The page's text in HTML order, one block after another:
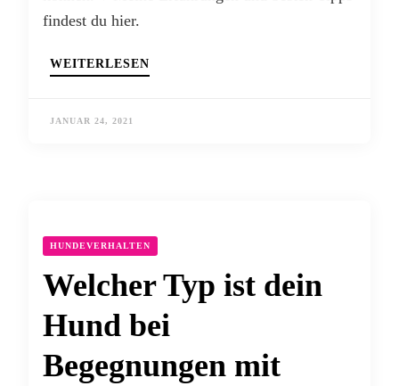
findest du hier.
WEITERLESEN
JANUAR 24, 2021
HUNDEVERHALTEN
Welcher Typ ist dein
Hund bei
Begegnungen mit